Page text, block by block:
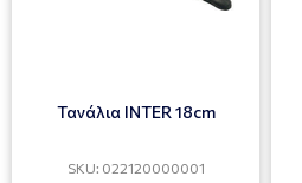
Τανάλια ΙΝΤΕR 18cm
SKU: 022120000001